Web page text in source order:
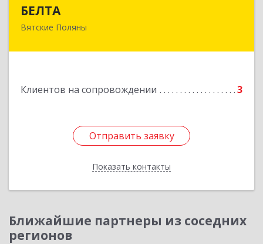
БЕЛТА
Вятские Поляны
Клиентов на сопровождении 3
Отправить заявку
Показать контакты
612960, Кировская обл, Вятские Поляны г,
Отправить заявку
Назад
Ближайшие партнеры из соседних
регионов